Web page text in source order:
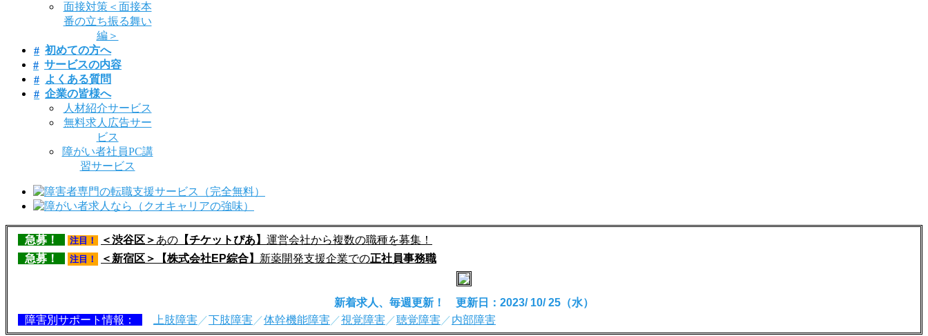
面接対策＜面接本
番の立ち振る舞い
編＞
初めての方へ
サービスの内容
よくある質問
企業の皆様へ
人材紹介サービス
無料求人広告サー
ビス
障がい者社員PC講
習サービス
急募！ 注目！ ＜渋谷区＞ あの 【チケットぴあ】 運営会社から複数の職種を募集！
急募！
注目！ ＜新宿区＞【株式会社EP綜合】 新薬開発支援企業での正社員事務職
新着求人、毎週更新！ 更新日：2023/ 10/ 25（水）
障害別サポート情報：
上肢障害 ／下肢障害 ／体幹機能障害 ／視覚障害 ／聴覚障害 ／内部障害